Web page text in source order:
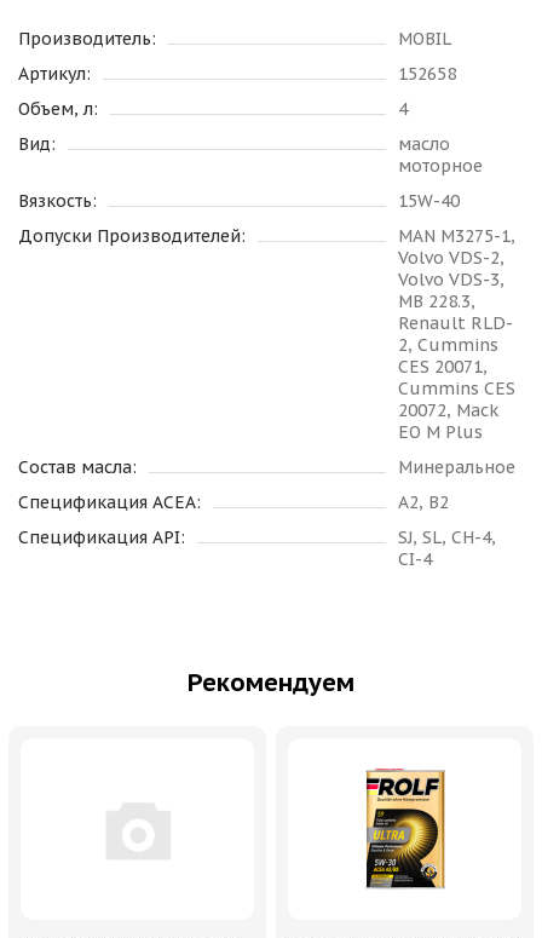
Производитель:
MOBIL
Артикул:
152658
Объем, л:
4
Вид:
масло
моторное
Вязкость:
15W-40
Допуски Производителей:
MAN M3275-1,
Volvo VDS-2,
Volvo VDS-3,
MB 228.3,
Renault RLD-
2, Cummins
CES 20071,
Cummins CES
20072, Mack
EO M Plus
Состав масла:
Минеральное
Спецификация ACEA:
A2, B2
Спецификация API:
SJ, SL, CH-4,
CI-4
Рекомендуем